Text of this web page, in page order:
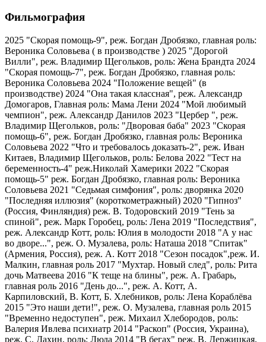
Фильмография
2025 "Скорая помощь-9", реж. Богдан Дробязко, главная роль:
Вероника Соловьева ( в производстве ) 2025 "Дорогой
Вилли", реж. Владимир Щегольков, роль: Жена Брандта 2024
"Скорая помощь-7", реж. Богдан Дробязко, главная роль:
Вероника Соловьева 2024 "Положение вещей" (в
производстве) 2024 "Она такая классная", реж. Александр
Домогаров, Главная роль: Мама Лени 2024 "Мой любимый
чемпион", реж. Александр Данилов 2023 "Цербер ", реж.
Владимир Щегольков, роль: "Дворовая баба" 2023 "Скорая
помощь-6", реж. Богдан Дробязко, главная роль: Вероника
Соловьева 2022 "Что и требовалось доказать-2", реж. Иван
Китаев, Владимир Щегольков, роль: Белова 2022 "Тест на
беременность-4" реж.Николай Хамерики 2022 "Скорая
помощь-5" реж. Богдан Дробязко, главная роль: Вероника
Соловьева 2021 "Седьмая симфония", роль: дворянка 2020
"Последняя иллюзия" (короткометражный) 2020 "Гипноз"
(Россия, Финляндия) реж. В. Тодоровский 2019 "Тень за
спиной", реж. Марк Горобец, роль: Лена 2019 "Последствия",
реж. Александр Котт, роль: Юлия в молодости 2018 "А у нас
во дворе...", реж. О. Музалева, роль: Наташа 2018 "Спитак"
(Армения, Россия), реж. А. Котт 2018 "Сезон посадок",реж. И.
Малкин, главная роль 2017 "Мухтар. Новый след", роль: Рита
дочь Матвеева 2016 "К теще на блины", реж. А. Грабарь,
главная роль 2016 "День до...", реж. А. Котт, А.
Карпиловский, В. Котт, Б. Хлебников, роль: Лена Кораблёва
2015 "Это наши дети!", реж. О. Музалева, главная роль 2015
"Временно недоступен", реж. Михаил Хлебородов, роль:
Валерия Ивлева психиатр 2014 "Раскоп" (Россия, Украина),
реж. С. Дахин, роль: Люда 2014 "В бегах" реж. В. Держицкая,